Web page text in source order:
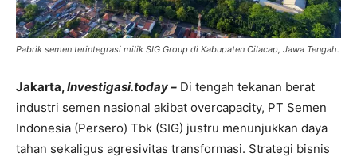
Pabrik semen terintegrasi milik SIG Group di Kabupaten Cilacap, Jawa Tengah.
Jakarta,Investigasi.today – Di tengah tekanan berat
industri semen nasional akibat overcapacity, PT Semen
Indonesia (Persero) Tbk (SIG) justru menunjukkan daya
tahan sekaligus agresivitas transformasi. Strategi bisnis